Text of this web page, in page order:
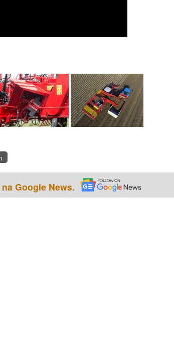
Google News.